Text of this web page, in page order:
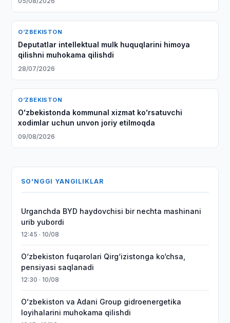
O‘ZBEKISTON
Deputatlar intellektual mulk huquqlarini himoya
qilishni muhokama qilishdi
28/07/2026
O‘ZBEKISTON
Oʻzbekistonda kommunal xizmat koʻrsatuvchi
xodimlar uchun unvon joriy etilmoqda
09/08/2026
SO'NGGI YANGILIKLAR
Urganchda BYD haydovchisi bir nechta mashinani
urib yubordi
12:45 · 10/08
O‘zbekiston fuqarolari Qirg‘izistonga ko‘chsa,
pensiyasi saqlanadi
12:30 · 10/08
Oʻzbekiston va Adani Group gidroenergetika
loyihalarini muhokama qilishdi